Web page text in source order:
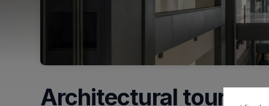
Architectural tour (en